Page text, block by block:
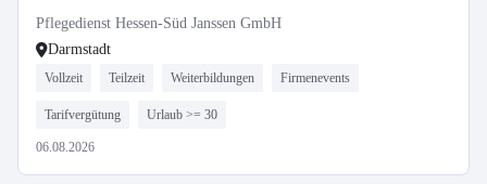
Pflegedienst Hessen-Süd Janssen GmbH
Darmstadt
Vollzeit Teilzeit Weiterbildungen Firmenevents
Tarifvergütung Urlaub >= 30
06.08.2026